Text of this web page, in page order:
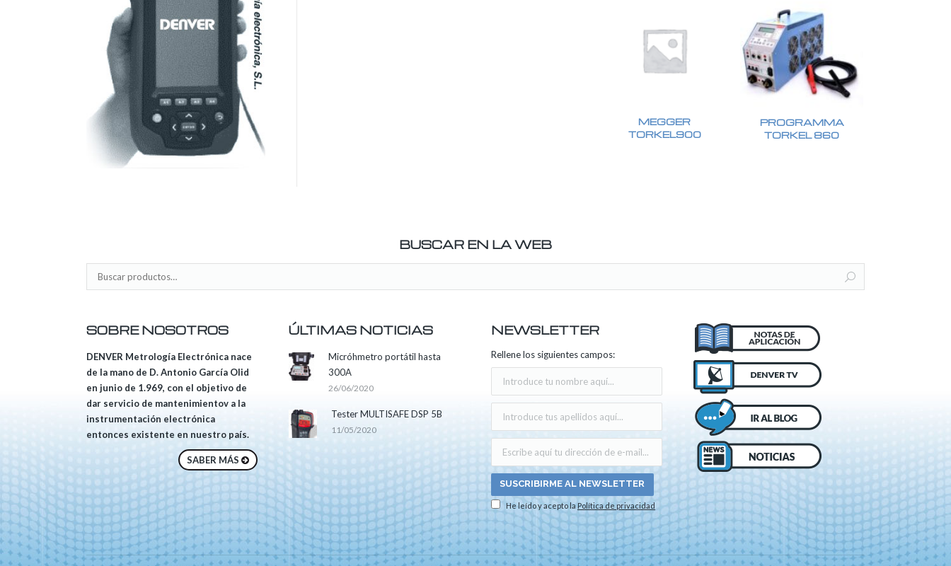
MEGGER
TORKEL900
PROGRAMMA
TORKEL 860
BUSCAR EN LA WEB
SOBRE NOSOTROS
DENVER Metrología Electrónica nace
de la mano de D. Antonio García Olid
en junio de 1.969, con el objetivo de
dar servicio de mantenimientov a la
instrumentación electrónica
entonces existente en nuestro país.
SABER MÁS
ÚLTIMAS NOTICIAS
Micróhmetro portátil hasta
300A
26/06/2020
Tester MULTISAFE DSP 5B
11/05/2020
NEWSLETTER
Rellene los siguientes campos:
He leído y acepto la Política de privacidad